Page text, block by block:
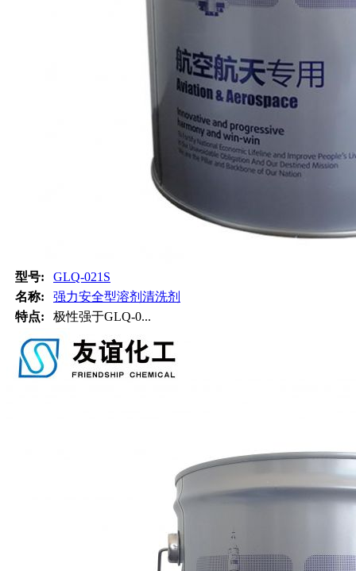
型号:
GLQ-021S
名称:
强力安全型溶剂清洗剂
特点:
极性强于GLQ-0...